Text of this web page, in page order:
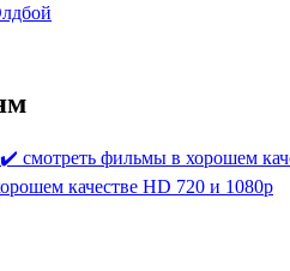
смотреть фильмы в хорошем
качестве HD 720 и 1080p